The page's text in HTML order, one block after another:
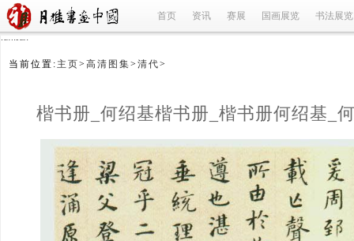
首页 资讯 赛展 国画展览 书法展览
refused
当前位置: 主页> 高清图集> 清代>
楷书册_何绍基楷书册_楷书册何绍基_
(1/9)